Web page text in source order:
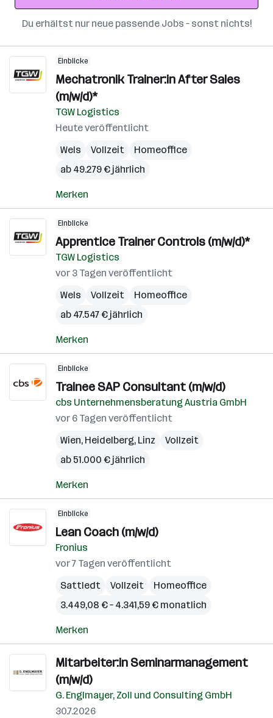
Du erhältst nur neue passende Jobs – sonst nichts!
Einblicke
Mechatronik Trainer:in After Sales
(m/w/d)*
TGW Logistics
Heute veröffentlicht
Wels
Vollzeit
Homeoffice
ab 49.279 € jährlich
Merken
Einblicke
Apprentice Trainer Controls (m/w/d)*
TGW Logistics
vor 3 Tagen veröffentlicht
Wels
Vollzeit
Homeoffice
ab 47.547 € jährlich
Merken
Einblicke
Trainee SAP Consultant (m/w/d)
cbs Unternehmensberatung Austria GmbH
vor 6 Tagen veröffentlicht
Wien, Heidelberg, Linz
Vollzeit
ab 51.000 € jährlich
Merken
Einblicke
Lean Coach (m/w/d)
Fronius
vor 7 Tagen veröffentlicht
Sattledt
Vollzeit
Homeoffice
3.449,08 € – 4.341,59 € monatlich
Merken
Mitarbeiter:in Seminarmanagement
(m/w/d)
G. Englmayer, Zoll und Consulting GmbH
30.7.2026